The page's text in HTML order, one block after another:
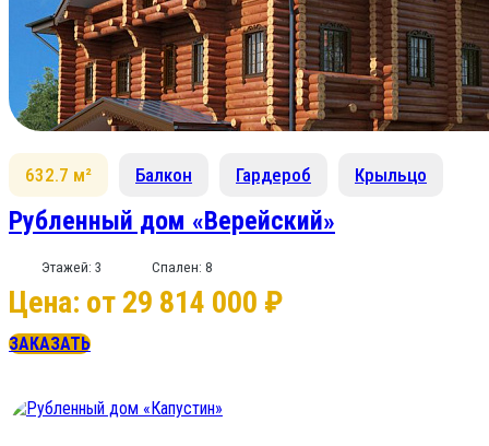
632.7 м² Балкон Гардероб Крыльцо
Рубленный дом «Верейский»
Этажей: 3 Спален: 8
Цена: от 29 814 000 ₽
ЗАКАЗАТЬ